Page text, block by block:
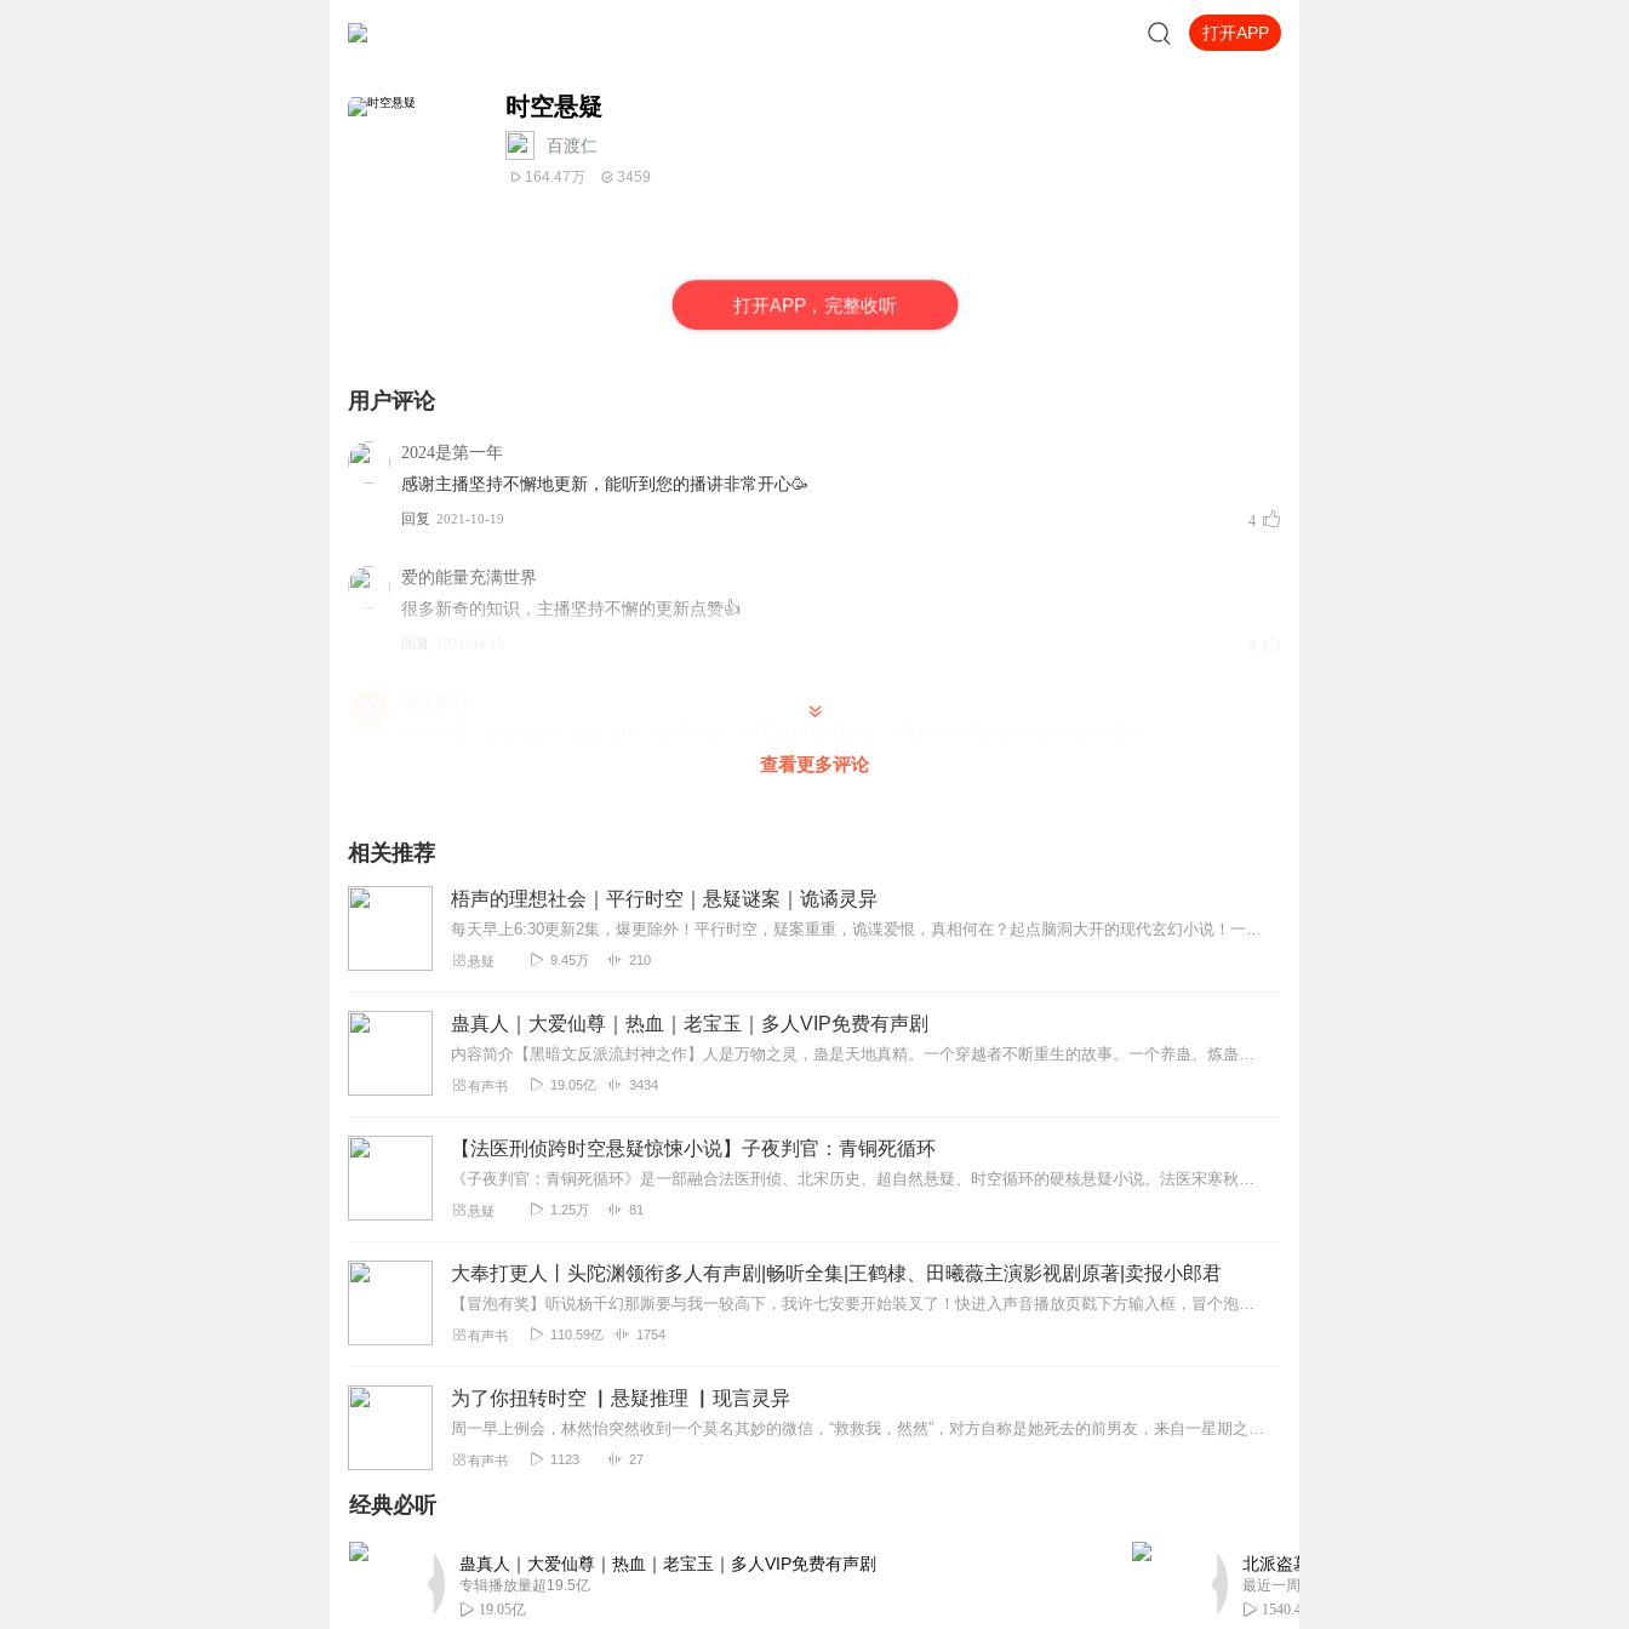
打开APP
时空悬疑
百渡仁
164.47万 3459
打开APP，完整收听
用户评论
2024是第一年
感谢主播坚持不懈地更新，能听到您的播讲非常开心🥳
回复 2021-10-19 4
爱的能量充满世界
很多新奇的知识，主播坚持不懈的更新点赞👍
回复
听听听看吧，希望永远不要收费。永远有源源不断地各种精彩绝伦地节目
2021-07-17
1860199lmfh
2019-11-27
1381385gafe
2022-02-03
诗桦天晴了
2021-12-16
瞬间永恒_r6
2021-10-22
一块俩五毛一个不卖
回复
W笑红尘
不错不错一直在听
查看更多评论
相关推荐
梧声的理想社会｜平行时空｜悬疑谜案｜诡谲灵异
每天早上6:30更新2集，爆更除外！平行时空，疑案重重，诡谍爱恨，真相何在？起点脑洞大开的现代玄幻小说！一场车祸惨案，改变了两个少年的命运，他们相继进入了未知...
悬疑 9.45万 210
蛊真人｜大爱仙尊｜热血｜老宝玉｜多人VIP免费有声剧
内容简介【黑暗文反派流封神之作】人是万物之灵，蛊是天地真精。一个穿越者不断重生的故事。一个养蛊、炼蛊、用蛊的奇特世界。配音组（男角色）老宝玉旁白...
有声书 19.05亿 3434
【法医刑侦跨时空悬疑惊悚小说】子夜判官：青铜死循环
《子夜判官：青铜死循环》是一部融合法医刑侦、北宋历史、超自然悬疑、时空循环的硬核悬疑小说。法医宋寒秋与刑警陈锋在调查一系列与青铜器相关的离奇死亡时，发现所有死者...
悬疑 1.25万 81
大奉打更人丨头陀渊领衔多人有声剧|畅听全集|王鹤棣、田曦薇主演影视剧原著|卖报小郎君
【冒泡有奖】听说杨千幻那厮要与我一较高下，我许七安要开始装叉了！快进入声音播放页戳下方输入框，冒个泡偷偷告诉我，我要用哪些诗词才能胜过他？说得好的，有赏！202...
有声书 110.59亿 1754
为了你扭转时空 ▏悬疑推理 ▏现言灵异
周一早上例会，林然怡突然收到一个莫名其妙的微信，“救救我，然然”，对方自称是她死去的前男友，来自一星期之后，不但熟知她极为隐私的过往，还精准预知未来，碰巧她前...
有声书 1123 27
经典必听
蛊真人｜大爱仙尊｜热血｜老宝玉｜多人VIP免费有声剧
专辑播放量超19.5亿
19.05亿
北派盗墓笔记丨头陀渊出品丨悬疑灵异丨摸金校尉
最近一周更新
1540.49万